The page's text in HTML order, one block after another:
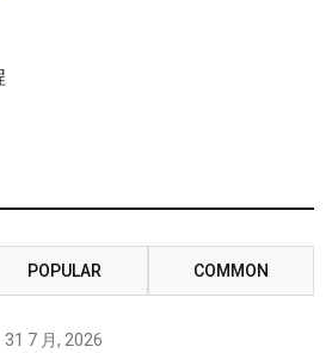
POPULAR COMMON
31 7 月, 2026